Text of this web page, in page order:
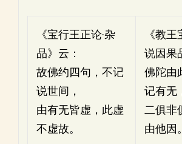
《宝行王正论·杂
品》云：
故佛约四句，不记
说世间，
由有无皆虚，此虚
不虚故。
《教
说因果
佛陀由
记有无
二俱非
由他因。